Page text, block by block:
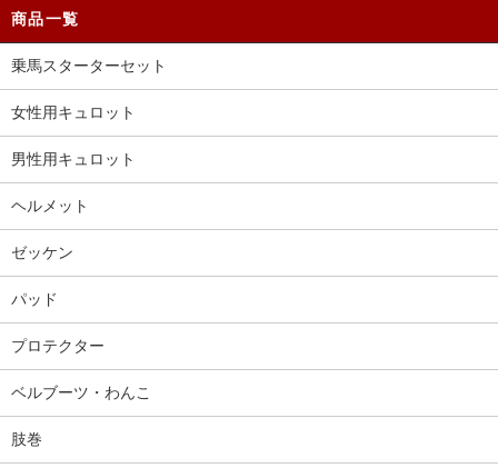
商品一覧
乗馬スターターセット
女性用キュロット
男性用キュロット
ヘルメット
ゼッケン
パッド
プロテクター
ベルブーツ・わんこ
肢巻